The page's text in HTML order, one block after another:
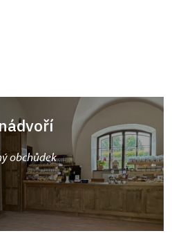
obchůdek